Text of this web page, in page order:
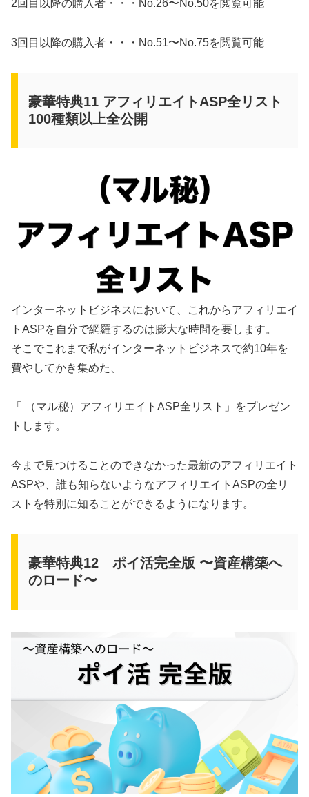
2回目以降の購入者・・・No.26〜No.50を閲覧可能
3回目以降の購入者・・・No.51〜No.75を閲覧可能
豪華特典11 アフィリエイトASP全リスト
100種類以上全公開
インターネットビジネスにおいて、これからアフィリエイ
トASPを自分で網羅するのは膨大な時間を要します。
そこでこれまで私がインターネットビジネスで約10年を
費やしてかき集めた、
「 （マル秘）アフィリエイトASP全リスト」をプレゼン
トします。
今まで見つけることのできなかった最新のアフィリエイト
ASPや、誰も知らないようなアフィリエイトASPの全リ
ストを特別に知ることができるようになります。
豪華特典12 ポイ活完全版 〜資産構築へ
のロード〜